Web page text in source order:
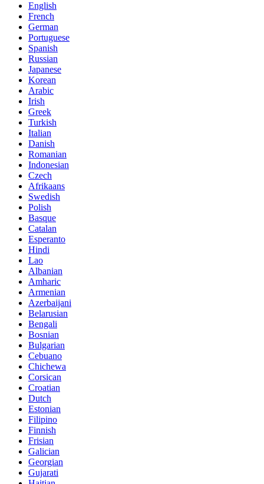
English
French
German
Portuguese
Spanish
Russian
Japanese
Korean
Arabic
Irish
Greek
Turkish
Italian
Danish
Romanian
Indonesian
Czech
Afrikaans
Swedish
Polish
Basque
Catalan
Esperanto
Hindi
Lao
Albanian
Amharic
Armenian
Azerbaijani
Belarusian
Bengali
Bosnian
Bulgarian
Cebuano
Chichewa
Corsican
Croatian
Dutch
Estonian
Filipino
Finnish
Frisian
Galician
Georgian
Gujarati